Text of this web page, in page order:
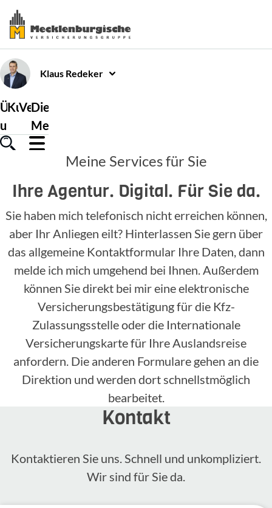
Klaus Redeker
Über
uns
Kundenservice
Versicherungen
Die
Mecklenburgische
Meine Services für Sie
Ihre Agentur. Digital. Für Sie da.
Sie haben mich telefonisch nicht erreichen können,
aber Ihr Anliegen eilt? Hinterlassen Sie gern über
das allgemeine Kontaktformular Ihre Daten, dann
melde ich mich umgehend bei Ihnen. Außerdem
können Sie direkt bei mir eine elektronische
Versicherungsbestätigung für die Kfz-
Zulassungsstelle oder die Internationale
Versicherungskarte für Ihre Auslandsreise
anfordern. Die anderen Formulare gehen an die
Direktion und werden dort schnellstmöglich
bearbeitet.
Kontakt
Kontak­tieren Sie uns. Schnell und unkom­pli­ziert.
Wir sind für Sie da.